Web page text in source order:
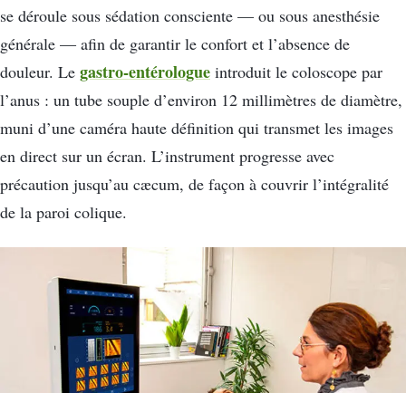
se déroule sous sédation consciente — ou sous anesthésie
générale — afin de garantir le confort et l’absence de
douleur. Le gastro-entérologue introduit le coloscope par
l’anus : un tube souple d’environ 12 millimètres de diamètre,
muni d’une caméra haute définition qui transmet les images
en direct sur un écran. L’instrument progresse avec
précaution jusqu’au cæcum, de façon à couvrir l’intégralité
de la paroi colique.